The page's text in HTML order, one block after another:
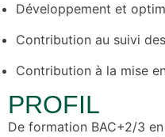
Développement et
Contribution au suivi
Contribution à la mise
PROFIL
De formation BAC+2/3